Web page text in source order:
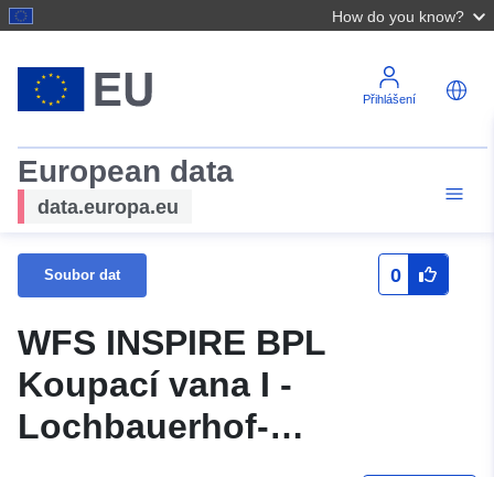
How do you know?
Přihlášení
European data
data.europa.eu
Soubor dat 0
WFS INSPIRE BPL
Koupací vana I -
Lochbauerhof-